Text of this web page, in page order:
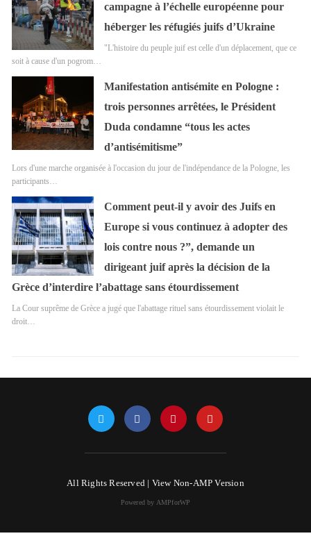
campagne à l’échelle européenne pour
héberger les réfugiés juifs d’Ukraine
"L'histoire du peuple juif est celle d'un déplacement, que ce
soit à cause d'un pogrom…
Manifestation antisémite en Pologne :
trois personnes arrêtées, le Président
Duda condamne “tous les actes
d’antisémitisme”
Lors d'une marche organisée à l'occasion du jour de l'indépendance de la Pologne, les
participants…
Comment peut-il y avoir des Juifs en
Europe si vous continuez à adopter des
lois contre nous ?”, demande un
dirigeant juif après la décision de la
Grèce d’interdire l’abattage sans étourdissement
La Cour suprême de Grèce a jugé que l'abattage rituel sans étourdissement violait le
droit…
All Rights Reserved | View Non-AMP Version
Powered by AMPforWP